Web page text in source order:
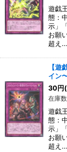
遊戯
態：
示」
お願
超え…
【遊
イン
30円
在庫
遊戯
態：
示」
お願
超え…